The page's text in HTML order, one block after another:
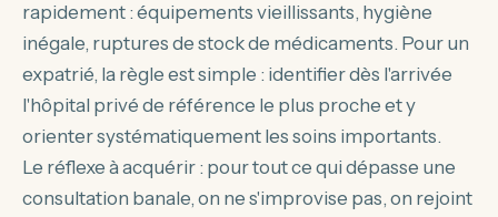
rapidement : équipements vieillissants, hygiène
inégale, ruptures de stock de médicaments. Pour un
expatrié, la règle est simple : identifier dès l'arrivée
l'hôpital privé de référence le plus proche et y
orienter systématiquement les soins importants.
Le réflexe à acquérir : pour tout ce qui dépasse une
consultation banale, on ne s'improvise pas, on rejoint